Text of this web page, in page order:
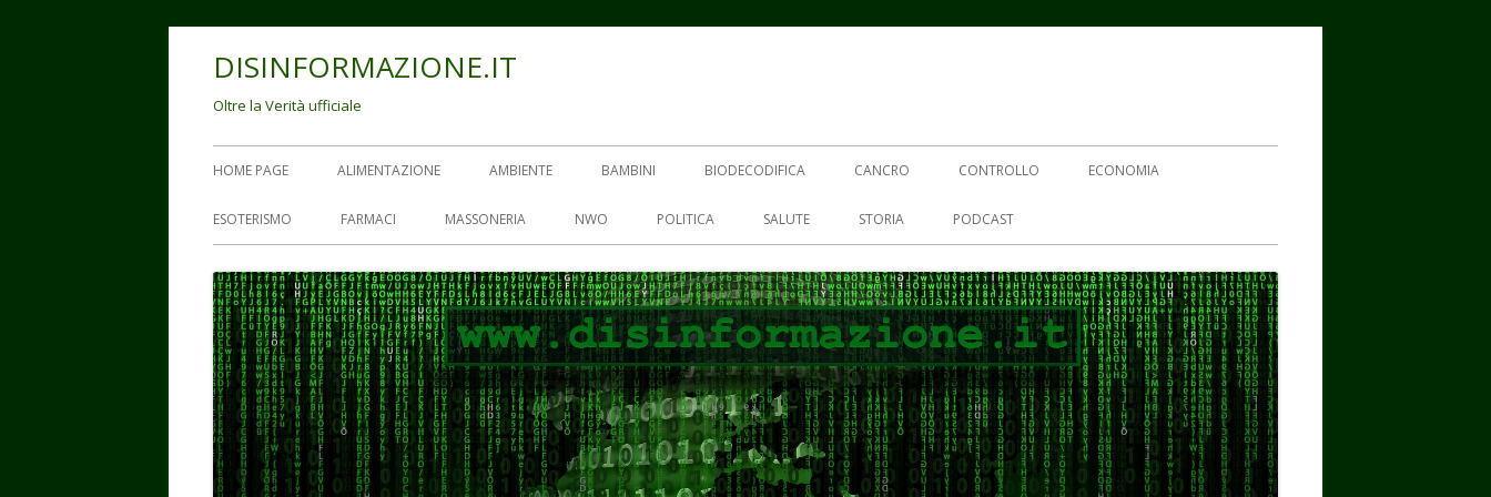
DISINFORMAZIONE.IT
Oltre la Verità ufficiale
Menu
principale
HOME PAGE ALIMENTAZIONE AMBIENTE BAMBINI BIODECODIFICA CANCRO CONTROLLO ECONOMIA
ESOTERISMO FARMACI MASSONERIA NWO POLITICA SALUTE STORIA PODCAST